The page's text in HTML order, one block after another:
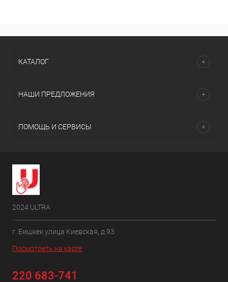
КАТАЛОГ
НАШИ ПРЕДЛОЖЕНИЯ
ПОМОЩЬ И СЕРВИСЫ
2024 ULTRA
г. Бишкек улица Киевская, д 93
Посмотреть на карте
220 683-741